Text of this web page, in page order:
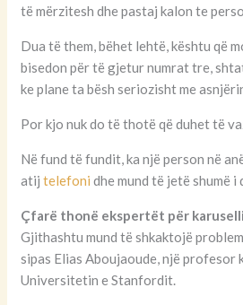
të mërzitesh dhe pastaj kalon te
Dua të them, bëhet lehtë, kështu që
bisedon për të gjetur numrat tre,
ke plane ta bësh seriozisht me
Por kjo nuk do të thotë që duhet të
Në fund të fundit, ka një person në
atijtelefoni dhe mund të jetë shumë i
Çfarë thonë ekspertët për
Gjithashtu mund të shkaktojë
sipas Elias Aboujaoude, një profesor
Universitetin e Stanfordit.